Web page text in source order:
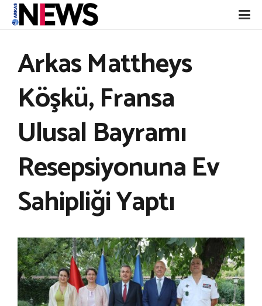
Arkas Mattheys
Köşkü, Fransa
Ulusal Bayramı
Resepsiyonuna Ev
Sahipliği Yaptı